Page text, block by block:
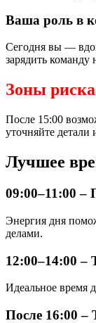
Ваша роль в
Сегодня вы —
зарядить
Зоны
После 15:00
уточняйте
Лучшее
09:00–11:00 –
Энергия дня
делами.
12:00–14:00 –
Идеальное время
После 16:00 –